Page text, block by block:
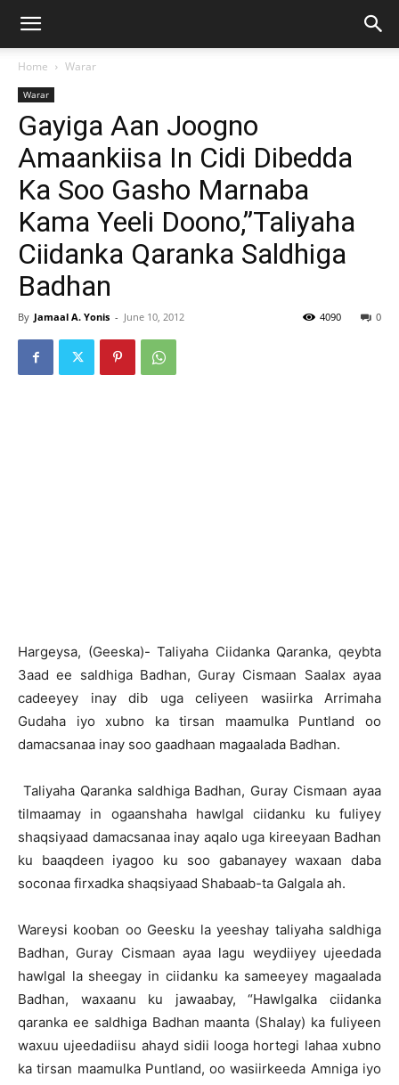
Home Warar
Warar
Gayiga Aan Joogno
Amaankiisa In Cidi Dibedda
Ka Soo Gasho Marnaba
Kama Yeeli Doono,”Taliyaha
Ciidanka Qaranka Saldhiga
Badhan
By Jamaal A. Yonis - June 10, 2012 0
4090
Hargeysa, (Geeska)- Taliyaha Ciidanka Qaranka, qeybta
3aad ee saldhiga Badhan, Guray Cismaan Saalax ayaa
cadeeyey inay dib uga celiyeen wasiirka Arrimaha
Gudaha iyo xubno ka tirsan maamulka Puntland oo
damacsanaa inay soo gaadhaan magaalada Badhan.
Taliyaha Qaranka saldhiga Badhan, Guray Cismaan ayaa
tilmaamay in ogaanshaha hawlgal ciidanku ku fuliyey
shaqsiyaad damacsanaa inay aqalo uga kireeyaan Badhan
ku baaqdeen iyagoo ku soo gabanayey waxaan daba
soconaa firxadka shaqsiyaad Shabaab-ta Galgala ah.
Wareysi kooban oo Geesku la yeeshay taliyaha saldhiga
Badhan, Guray Cismaan ayaa lagu weydiiyey ujeedada
hawlgal la sheegay in ciidanku ka sameeyey magaalada
Badhan, waxaanu ku jawaabay, “Hawlgalka ciidanka
qaranka ee saldhiga Badhan maanta (Shalay) ka fuliyeen
waxuu ujeedadiisu ahayd sidii looga hortegi lahaa xubno
ka tirsan maamulka Puntland, oo wasiirkeeda Amniga iyo